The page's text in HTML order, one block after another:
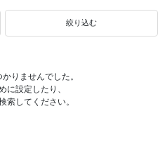
絞り込む
りませんでした。
に設定したり、
索してください。